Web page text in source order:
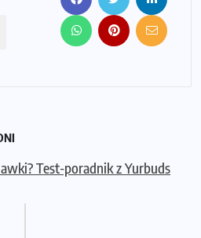
Test-poradnik z Yurbuds